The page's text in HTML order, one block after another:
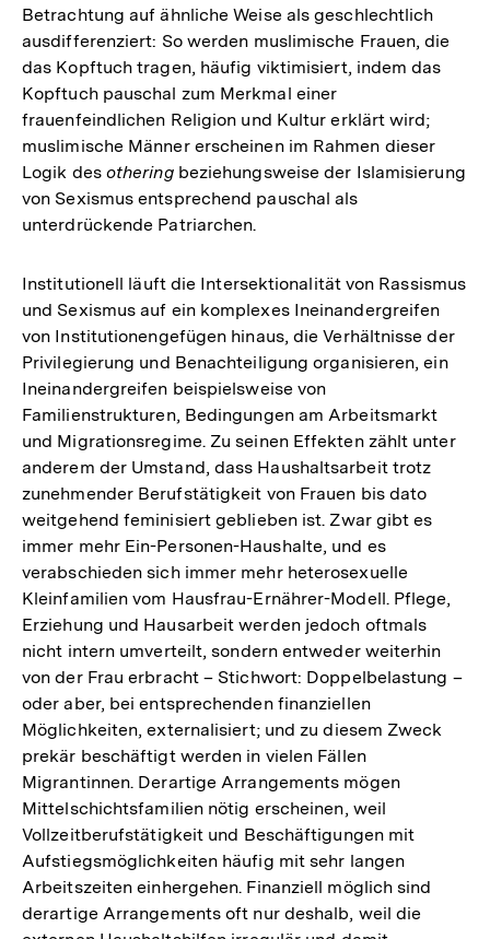
Betrachtung auf ähnliche Weise als geschlechtlich
ausdifferenziert: So werden muslimische Frauen, die
das Kopftuch tragen, häufig viktimisiert, indem das
Kopftuch pauschal zum Merkmal einer
frauenfeindlichen Religion und Kultur erklärt wird;
muslimische Männer erscheinen im Rahmen dieser
Logik des otheringbeziehungsweise der Islamisierung
von Sexismus entsprechend pauschal als
unterdrückende Patriarchen.
Institutionell läuft die Intersektionalität von Rassismus
und Sexismus auf ein komplexes Ineinandergreifen
von Institutionengefügen hinaus, die Verhältnisse der
Privilegierung und Benachteiligung organisieren, ein
Ineinandergreifen beispielsweise von
Familienstrukturen, Bedingungen am Arbeitsmarkt
und Migrationsregime. Zu seinen Effekten zählt unter
anderem der Umstand, dass Haushaltsarbeit trotz
zunehmender Berufstätigkeit von Frauen bis dato
weitgehend feminisiert geblieben ist. Zwar gibt es
immer mehr Ein-Personen-Haushalte, und es
verabschieden sich immer mehr heterosexuelle
Kleinfamilien vom Hausfrau-Ernährer-Modell. Pflege,
Erziehung und Hausarbeit werden jedoch oftmals
nicht intern umverteilt, sondern entweder weiterhin
von der Frau erbracht – Stichwort: Doppelbelastung –
oder aber, bei entsprechenden finanziellen
Möglichkeiten, externalisiert; und zu diesem Zweck
prekär beschäftigt werden in vielen Fällen
Migrantinnen. Derartige Arrangements mögen
Mittelschichtsfamilien nötig erscheinen, weil
Vollzeitberufstätigkeit und Beschäftigungen mit
Aufstiegsmöglichkeiten häufig mit sehr langen
Arbeitszeiten einhergehen. Finanziell möglich sind
derartige Arrangements oft nur deshalb, weil die